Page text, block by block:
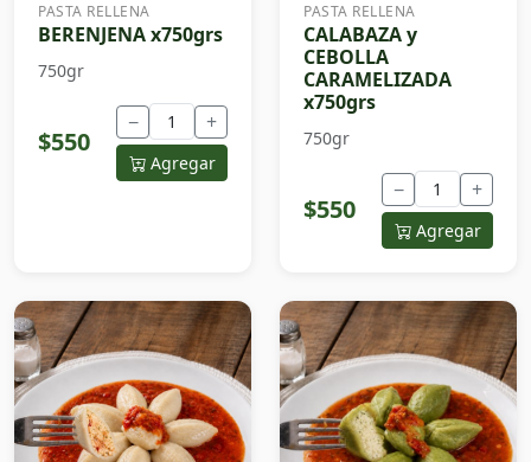
PASTA RELLENA
BERENJENA x750grs
750gr
$550
− +
Agregar
PASTA RELLENA
CALABAZA y
CEBOLLA
CARAMELIZADA
x750grs
750gr
$550
− +
Agregar